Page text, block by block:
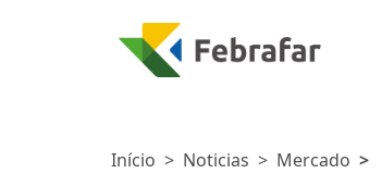
Início > Noticias > Mercado >